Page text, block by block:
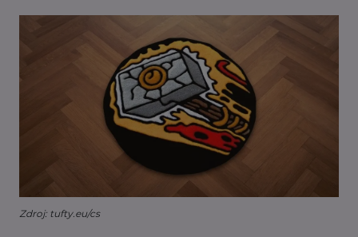
Zdroj: tufty.eu/cs